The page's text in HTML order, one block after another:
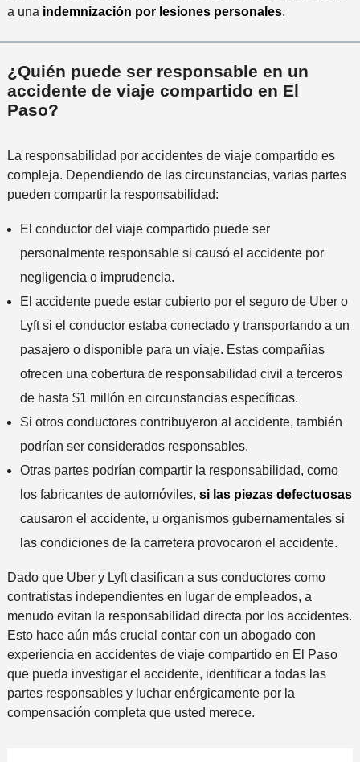
a una indemnización por lesiones personales.
¿Quién puede ser responsable en un
accidente de viaje compartido en El
Paso?
La responsabilidad por accidentes de viaje compartido es
compleja. Dependiendo de las circunstancias, varias partes
pueden compartir la responsabilidad:
El conductor del viaje compartido puede ser
personalmente responsable si causó el accidente por
negligencia o imprudencia.
El accidente puede estar cubierto por el seguro de Uber o
Lyft si el conductor estaba conectado y transportando a un
pasajero o disponible para un viaje. Estas compañías
ofrecen una cobertura de responsabilidad civil a terceros
de hasta $1 millón en circunstancias específicas.
Si otros conductores contribuyeron al accidente, también
podrían ser considerados responsables.
Otras partes podrían compartir la responsabilidad, como
los fabricantes de automóviles, si las piezas defectuosas
causaron el accidente, u organismos gubernamentales si
las condiciones de la carretera provocaron el accidente.
Dado que Uber y Lyft clasifican a sus conductores como
contratistas independientes en lugar de empleados, a
menudo evitan la responsabilidad directa por los accidentes.
Esto hace aún más crucial contar con un abogado con
experiencia en accidentes de viaje compartido en El Paso
que pueda investigar el accidente, identificar a todas las
partes responsables y luchar enérgicamente por la
compensación completa que usted merece.